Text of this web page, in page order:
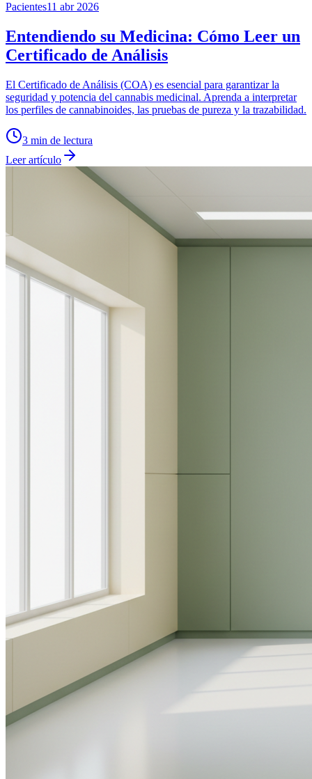
Pacientes11 abr 2026
Entendiendo su Medicina: Cómo Leer un
Certificado de Análisis
El Certificado de Análisis (COA) es esencial para garantizar la
seguridad y potencia del cannabis medicinal. Aprenda a interpretar
los perfiles de cannabinoides, las pruebas de pureza y la trazabilidad.
3 min de lectura
Leer artículo